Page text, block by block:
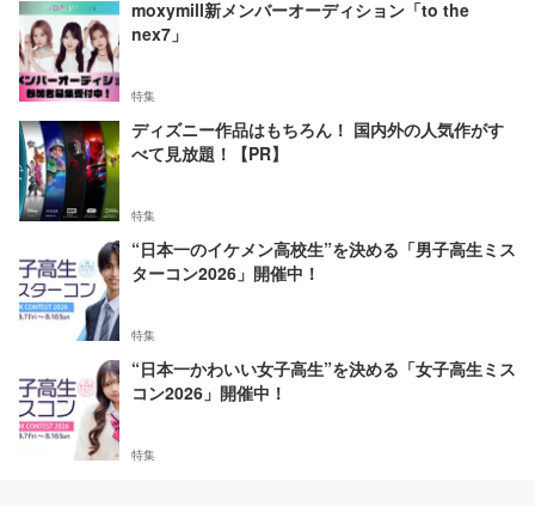
moxymill新メンバーオーディション「to the
nex7」
特集
ディズニー作品はもちろん！ 国内外の人気作がす
べて見放題！【PR】
特集
“日本一のイケメン高校生”を決める「男子高生ミス
ターコン2026」開催中！
特集
“日本一かわいい女子高生”を決める「女子高生ミス
コン2026」開催中！
特集